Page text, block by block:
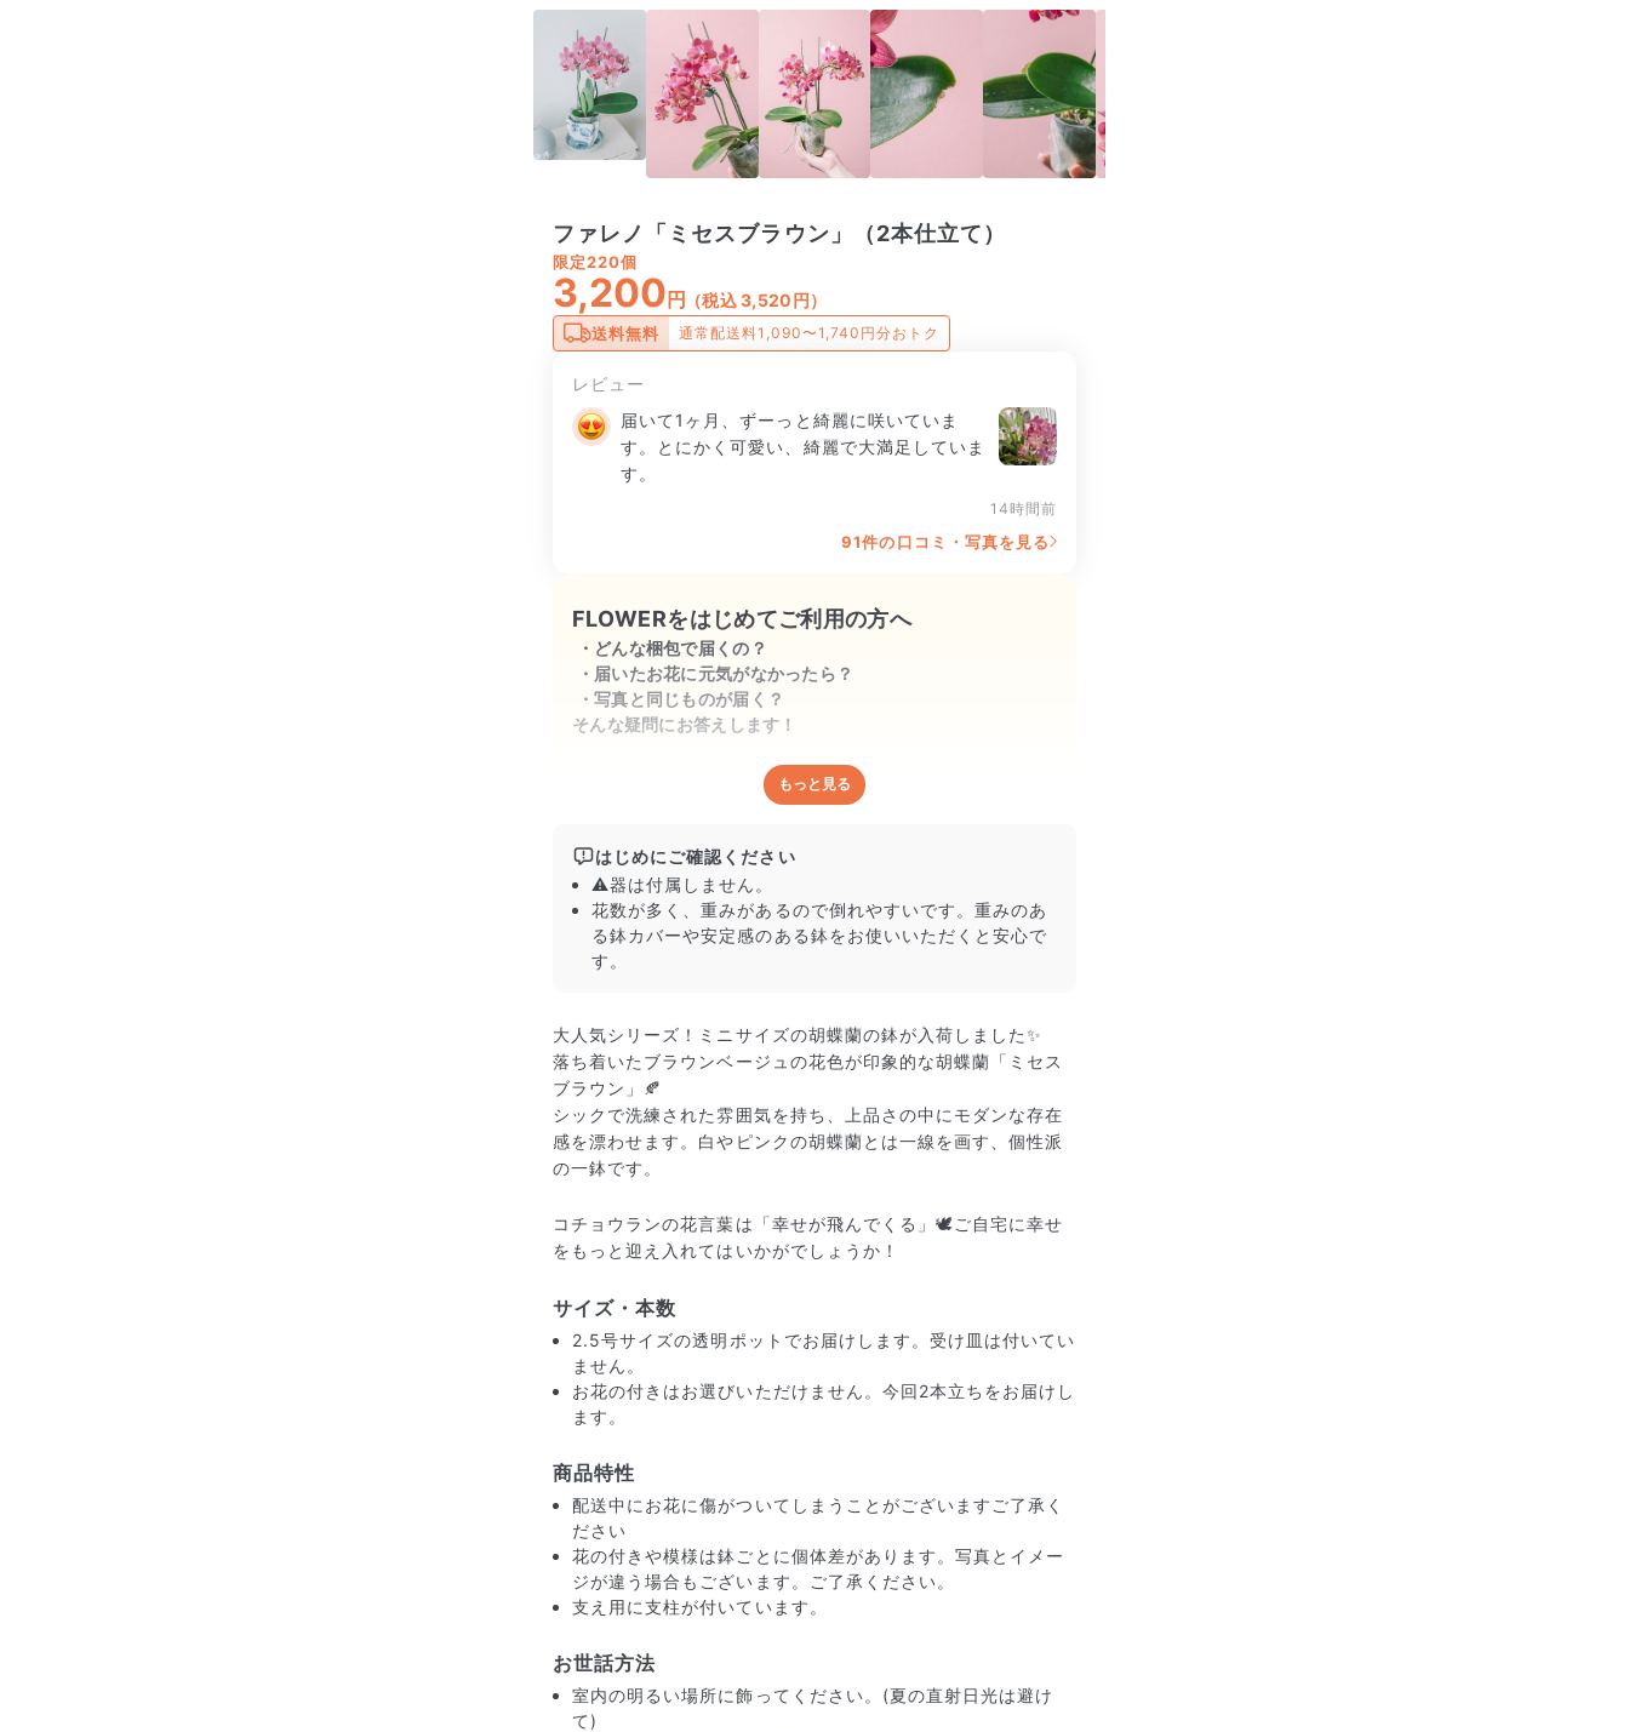
ファレノ「ミセスブラウン」（2本仕立て）
限定220個
3,200円 （税込 3,520円）
送料無料 通常配送料1,090〜1,740円分おトク
レビュー
届いて1ヶ月、ずーっと綺麗に咲いていま
す。とにかく可愛い、綺麗で大満足していま
す。
14時間前
91件の口コミ・写真を見る
FLOWERをはじめてご利用の方へ
どんな梱包で届くの？
届いたお花に元気がなかったら？
写真と同じものが届く？
そんな疑問にお答えします！
どんな梱包で届くの？
ボックスに丁寧に梱包してお届けしています。きゅっとまとめ
られて一見窮屈そうに見えますが、輸送中の衝撃による折れや
擦れを軽減する効果があります。
届いたお花に元気がなかったら？
もし届いたお花に「枯れている」「折れている」などの不備が
あった場合は、些細なことでもお気軽にサポートまでご連絡く
ださい。ご返金にて補償いたします。
もっと見る
はじめにご確認ください
⚠️器は付属しません。
花数が多く、重みがあるので倒れやすいです。重みのあ
る鉢カバーや安定感のある鉢をお使いいただくと安心で
す。
大人気シリーズ！ミニサイズの胡蝶蘭の鉢が入荷しました✨
落ち着いたブラウンベージュの花色が印象的な胡蝶蘭「ミセス
ブラウン」🍂
シックで洗練された雰囲気を持ち、上品さの中にモダンな存在
感を漂わせます。白やピンクの胡蝶蘭とは一線を画す、個性派
の一鉢です。
コチョウランの花言葉は「幸せが飛んでくる」🕊ご自宅に幸せ
をもっと迎え入れてはいかがでしょうか！
サイズ・本数
2.5号サイズの透明ポットでお届けします。受け皿は付いてい
ません。
お花の付きはお選びいただけません。今回2本立ちをお届けし
ます。
商品特性
配送中にお花に傷がついてしまうことがございますご了承く
ださい
花の付きや模様は鉢ごとに個体差があります。写真とイメー
ジが違う場合もございます。ご了承ください。
支え用に支柱が付いています。
お世話方法
室内の明るい場所に飾ってください。(夏の直射日光は避け
て)